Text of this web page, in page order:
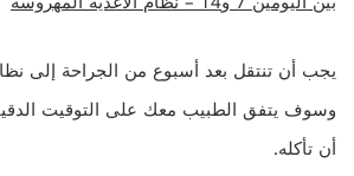
يجب أن تنتقل بعد أسبوع من الجراحة إلى
وسوف يتفق الطبيب معك على التوقيت
أن تأكله.